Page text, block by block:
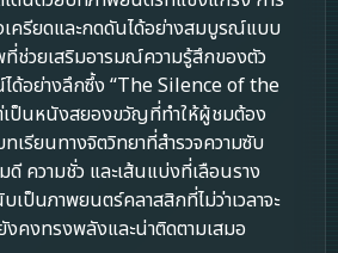
เครียดและกดดันได้อย่างสมบูรณ์แบบ
ช่วยเสริมอารมณ์ความรู้สึกของตัว
ด้อย่างลึกซึ้ง “The Silence of the
เป็นหนังสยองขวัญที่ทำให้ผู้ชมต้อง
เรียนทางจิตวิทยาที่สำรวจความซับ
ความชั่ว และเส้นแบ่งที่เลือนราง
เป็นภาพยนตร์คลาสสิกที่ไม่ว่าเวลาจะ
งคงทรงพลังและน่าติดตามเสมอ